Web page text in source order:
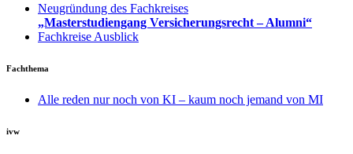
Neugründung des Fachkreises
„Masterstudiengang Versicherungsrecht – Alumni“
Fachkreise Ausblick
Fachthema
Alle reden nur noch von KI – kaum noch jemand von MI
ivw